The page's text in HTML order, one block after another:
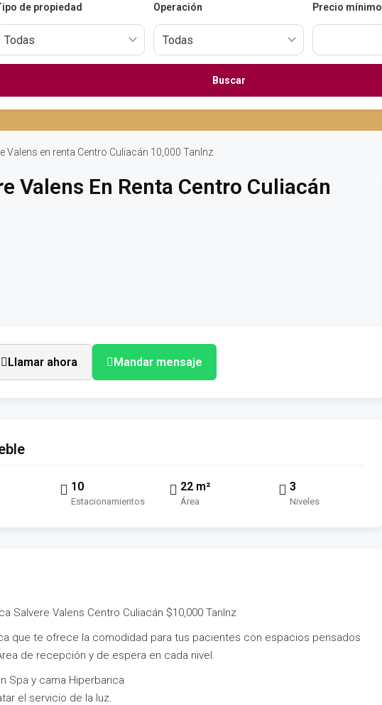
de propiedad Operación Precio mínimo
Buscar
Valens en renta Centro Culiacán 10,000 TanInz
Valens En Renta Centro Culiacán
Llamar ahora Mandar mensaje
10
Estacionamientos
22 m²
Área
3
Niveles
Salvere Valens Centro Culiacán $10,000 TanInz
que te ofrece la comodidad para tus pacientes con espacios pensados
de recepción y de espera en cada nivel.
Spa y cama Hiperbarica
el servicio de la luz.